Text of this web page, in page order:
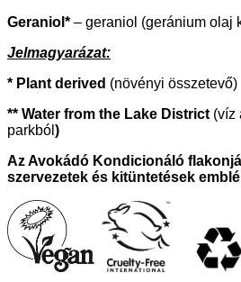
Geraniol* – geraniol (geránium olaj
Jelmagyarázat:
* Plant derived (növényi összetevő)
** Water from the Lake District (víz
parkból )
Az Avokádó Kondicionáló
szervezetek és kitüntetések